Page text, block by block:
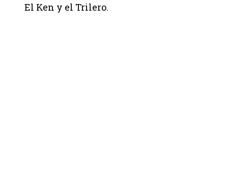
El Ken y el Trilero.